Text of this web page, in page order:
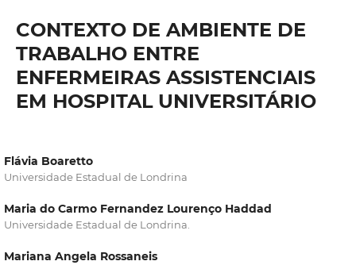
CONTEXTO DE AMBIENTE DE
TRABALHO ENTRE
ENFERMEIRAS ASSISTENCIAIS
EM HOSPITAL UNIVERSITÁRIO
Flávia Boaretto
Universidade Estadual de Londrina
Maria do Carmo Fernandez Lourenço Haddad
Universidade Estadual de Londrina.
Mariana Angela Rossaneis